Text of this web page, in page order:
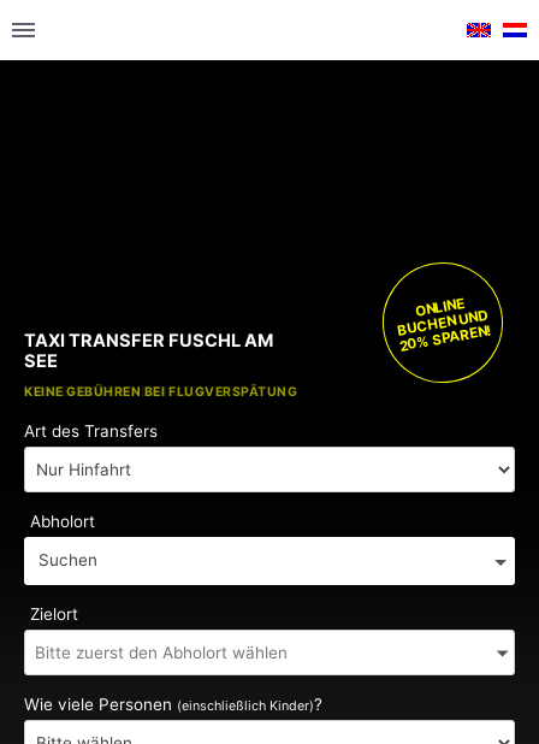
KOSTENLOSE KINDERSITZE
KEINE GEBÜHREN BEI FLUGVERSPÄTUNG
TAXI TRANSFER FUSCHL AM
SEE
ONLINE
BUCHEN UND
20% SPAREN!
Art des Transfers
Abholort
Suchen
Zielort
Wie viele Personen (einschließlich Kinder)?